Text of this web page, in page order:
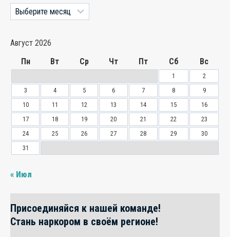
Архивы
Август 2026
Пн
Вт Ср Чт Пт Сб Вс
1
2
3
4 5 6 7 8
9
10
11 12 13 14 15
16
17
18 19 20 21 22
23
24
25 26 27 28 29
30
31
« Июл
Присоединяйся к нашей команде!
Стань наркором в своём регионе!